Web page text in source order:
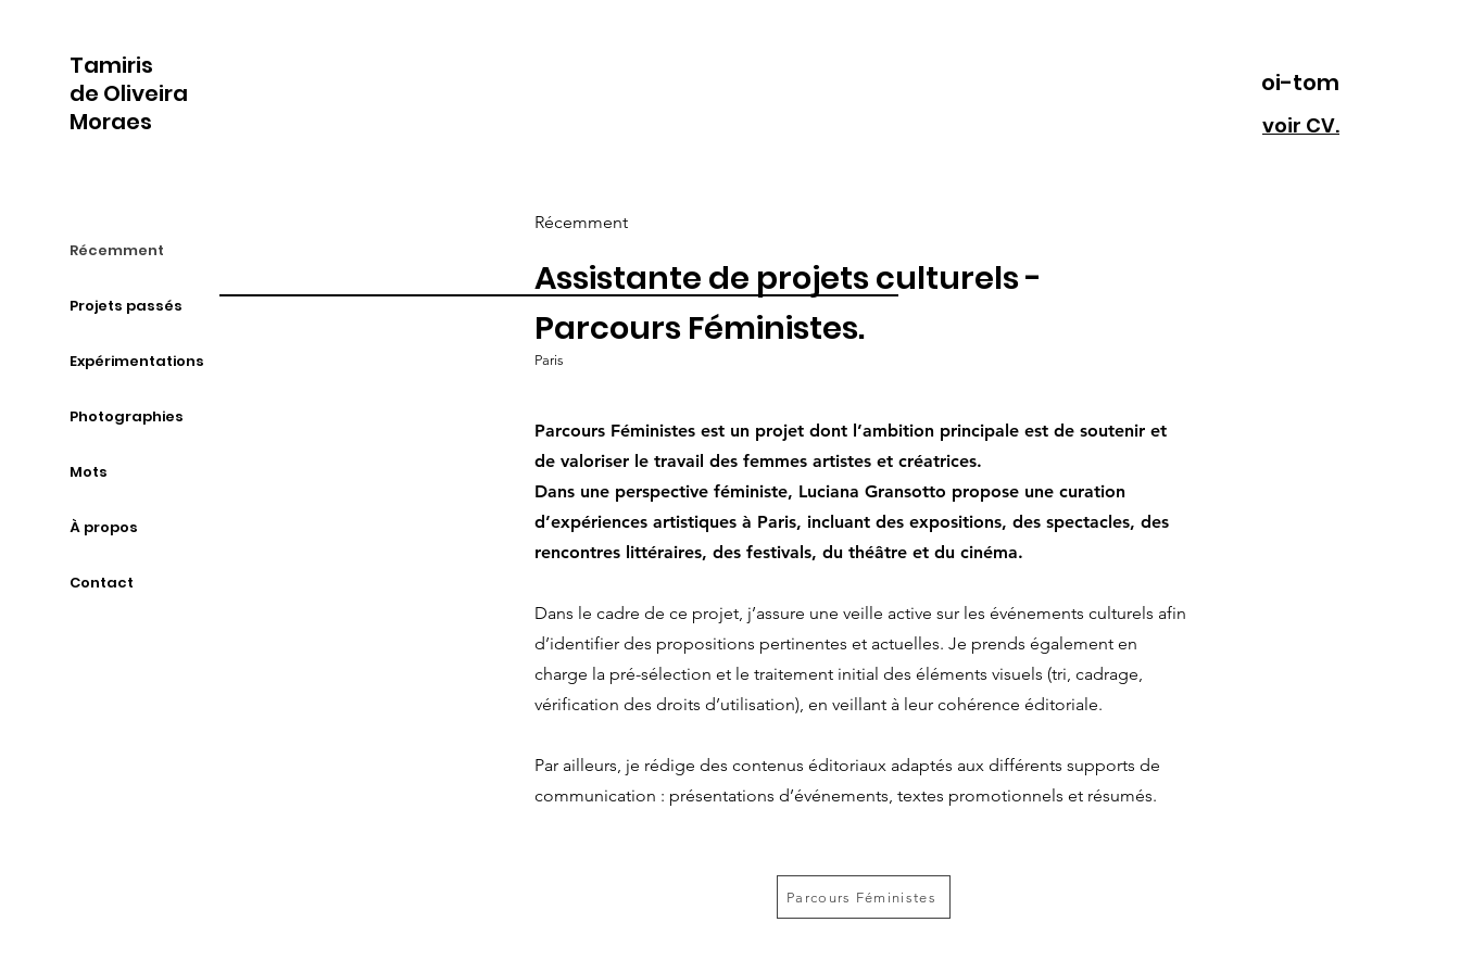
Récemment
Projets passés
Expérimentations
Photographies
Mots
À propos
Contact
Tamiris
de Oliveira
Moraes
oi-tom
voir CV.
Récemment
Assistante de projets culturels -
Parcours Féministes.
Paris
Parcours Féministes est un projet dont l’ambition principale est de soutenir et
de valoriser le travail des femmes artistes et créatrices.
Dans une perspective féministe, Luciana Gransotto propose une curation
d’expériences artistiques à Paris, incluant des expositions, des spectacles, des
rencontres littéraires, des festivals, du théâtre et du cinéma.
Dans le cadre de ce projet, j’assure une veille active sur les événements culturels afin
d’identifier des propositions pertinentes et actuelles. Je prends également en
charge la pré-sélection et le traitement initial des éléments visuels (tri, cadrage,
vérification des droits d’utilisation), en veillant à leur cohérence éditoriale.
Par ailleurs, je rédige des contenus éditoriaux adaptés aux différents supports de
communication : présentations d’événements, textes promotionnels et résumés.
Parcours Féministes